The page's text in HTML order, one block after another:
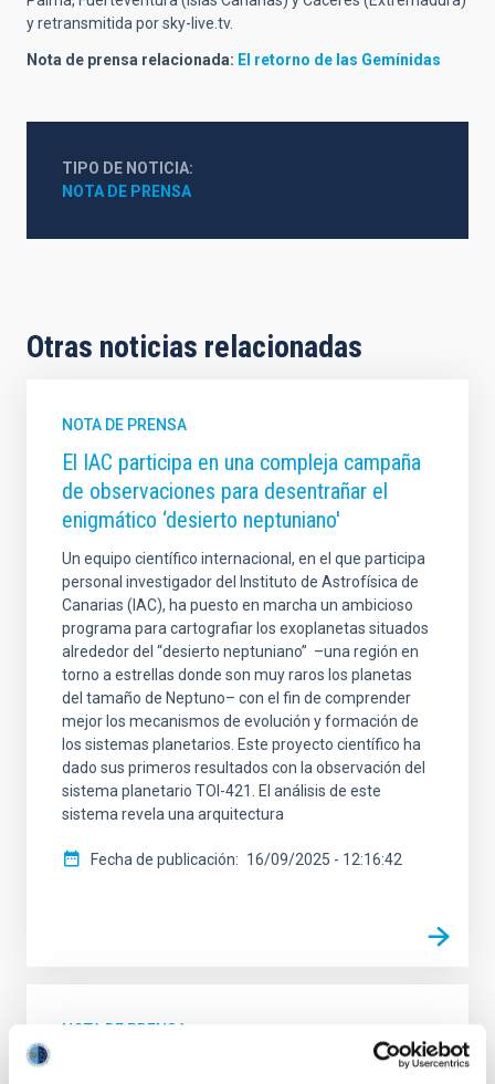
y retransmitida por sky-live.tv.
Nota de prensa relacionada: El retorno de las Gemínidas
TIPO DE NOTICIA
NOTA DE PRENSA
Otras noticias relacionadas
NOTA DE PRENSA
El IAC participa en una compleja campaña
de observaciones para desentrañar el
enigmático ‘desierto neptuniano'
Un equipo científico internacional, en el que participa
personal investigador del Instituto de Astrofísica de
Canarias (IAC), ha puesto en marcha un ambicioso
programa para cartografiar los exoplanetas situados
alrededor del “desierto neptuniano” ­ ­–una región en
torno a estrellas donde son muy raros los planetas
del tamaño de Neptuno– con el fin de comprender
mejor los mecanismos de evolución y formación de
los sistemas planetarios. Este proyecto científico ha
dado sus primeros resultados con la observación del
sistema planetario TOI-421. El análisis de este
sistema revela una arquitectura
Fecha de publicación 16/09/2025 - 12:16:42
NOTA DE PRENSA
Dos Premios Nobel de Física visitan el IAC